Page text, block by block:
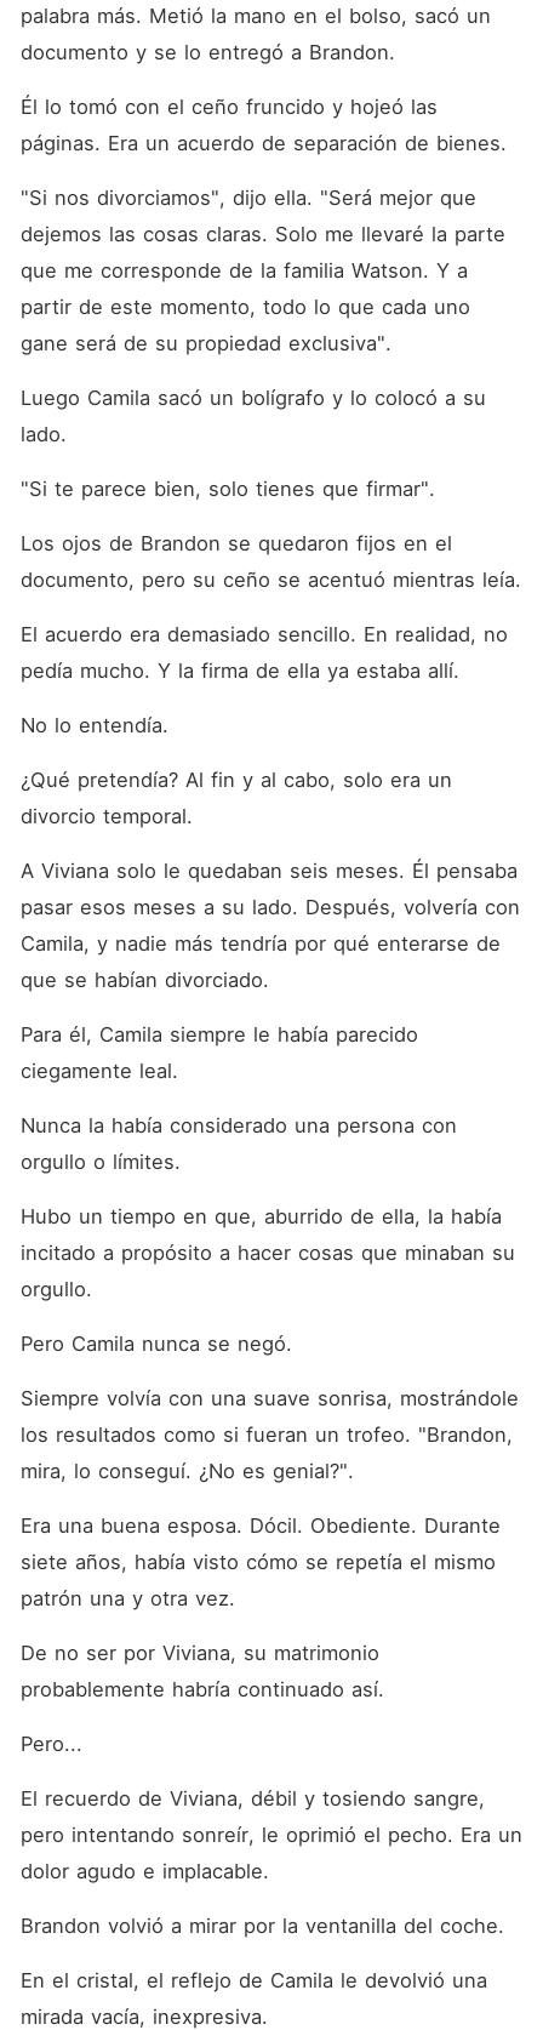
palabra más. Metió la mano en el bolso, sacó un
documento y se lo entregó a Brandon.
Él lo tomó con el ceño fruncido y hojeó las
páginas. Era un acuerdo de separación de bienes.
"Si nos divorciamos", dijo ella. "Será mejor que
dejemos las cosas claras. Solo me llevaré la parte
que me corresponde de la familia Watson. Y a
partir de este momento, todo lo que cada uno
gane será de su propiedad exclusiva".
Luego Camila sacó un bolígrafo y lo colocó a su
lado.
"Si te parece bien, solo tienes que firmar".
Los ojos de Brandon se quedaron fijos en el
El acuerdo era demasiado sencillo. En realidad, no
pedía mucho. Y la firma de ella ya estaba allí.
No lo entendía.
¿Qué pretendía? Al fin y al cabo, solo era un
divorcio temporal.
A Viviana solo le quedaban seis meses. Él pensaba
pasar esos meses a su lado. Después, volvería con
Camila, y nadie más tendría por qué enterarse de
que se habían divorciado.
Para él, Camila siempre le había parecido
ciegamente leal.
Nunca la había considerado una persona con
orgullo o límites.
Hubo un tiempo en que, aburrido de ella, la había
incitado a propósito a hacer cosas que minaban su
orgullo.
Pero Camila nunca se negó.
Siempre volvía con una suave sonrisa, mostrándole
los resultados como si fueran un trofeo. "Brandon,
mira, lo conseguí. ¿No es genial?".
Era una buena esposa. Dócil. Obediente. Durante
siete años, había visto cómo se repetía el mismo
patrón una y otra vez.
De no ser por Viviana, su matrimonio
probablemente habría continuado así.
Pero...
El recuerdo de Viviana, débil y tosiendo sangre,
pero intentando sonreír, le oprimió el pecho. Era un
dolor agudo e implacable.
Brandon volvió a mirar por la ventanilla del coche.
En el cristal, el reflejo de Camila le devolvió una
mirada vacía, inexpresiva.